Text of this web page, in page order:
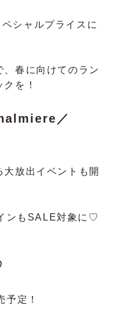
シャルプライスに
春に向けてのラン
を！
／
放出イベントも開
ンもSALE対象に♡
定！